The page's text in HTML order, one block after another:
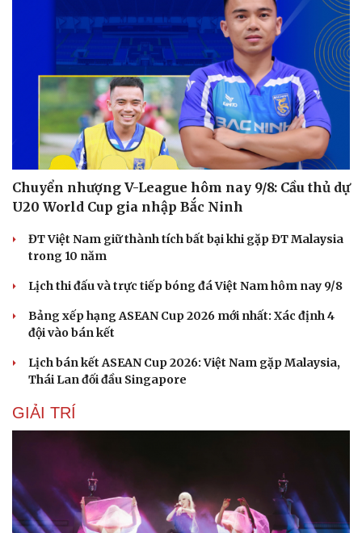
Chuyển nhượng V-League hôm nay 9/8: Cầu thủ dự
U20 World Cup gia nhập Bắc Ninh
ĐT Việt Nam giữ thành tích bất bại khi gặp ĐT Malaysia
trong 10 năm
Lịch thi đấu và trực tiếp bóng đá Việt Nam hôm nay 9/8
Bảng xếp hạng ASEAN Cup 2026 mới nhất: Xác định 4
đội vào bán kết
Lịch bán kết ASEAN Cup 2026: Việt Nam gặp Malaysia,
Thái Lan đối đầu Singapore
GIẢI TRÍ